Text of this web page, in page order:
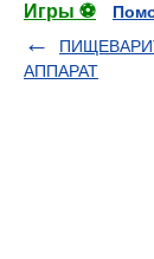
Игры ⚽
АППАРАТ